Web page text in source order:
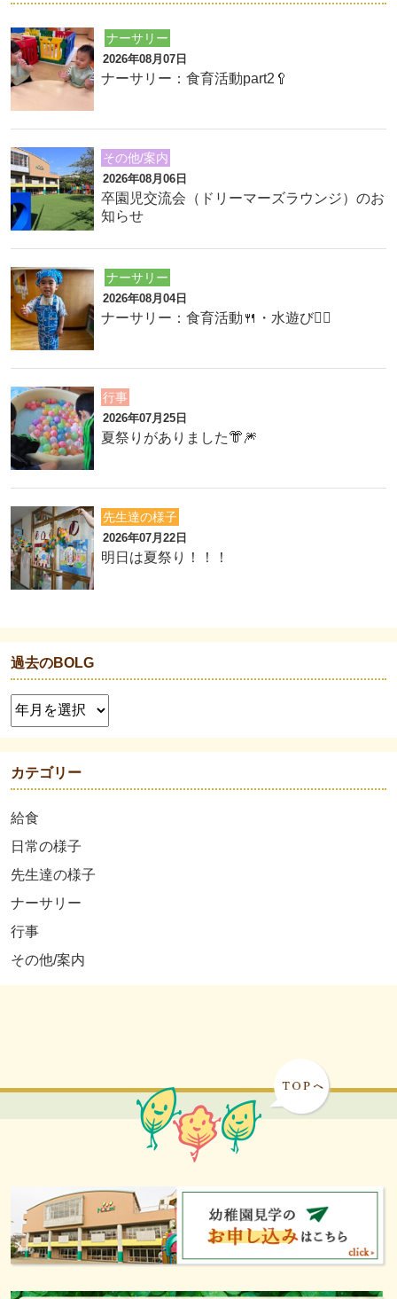
ナーサリー
2026年08月07日
ナーサリー：食育活動part2🥄
その他/案内
2026年08月06日
卒園児交流会（ドリーマーズラウンジ）のお
知らせ
ナーサリー
2026年08月04日
ナーサリー：食育活動🍴・水遊び🏊‍♂️
行事
2026年07月25日
夏祭りがありました👘🎆
先生達の様子
2026年07月22日
明日は夏祭り！！！
過去のBOLG
カテゴリー
給食
日常の様子
先生達の様子
ナーサリー
行事
その他/案内